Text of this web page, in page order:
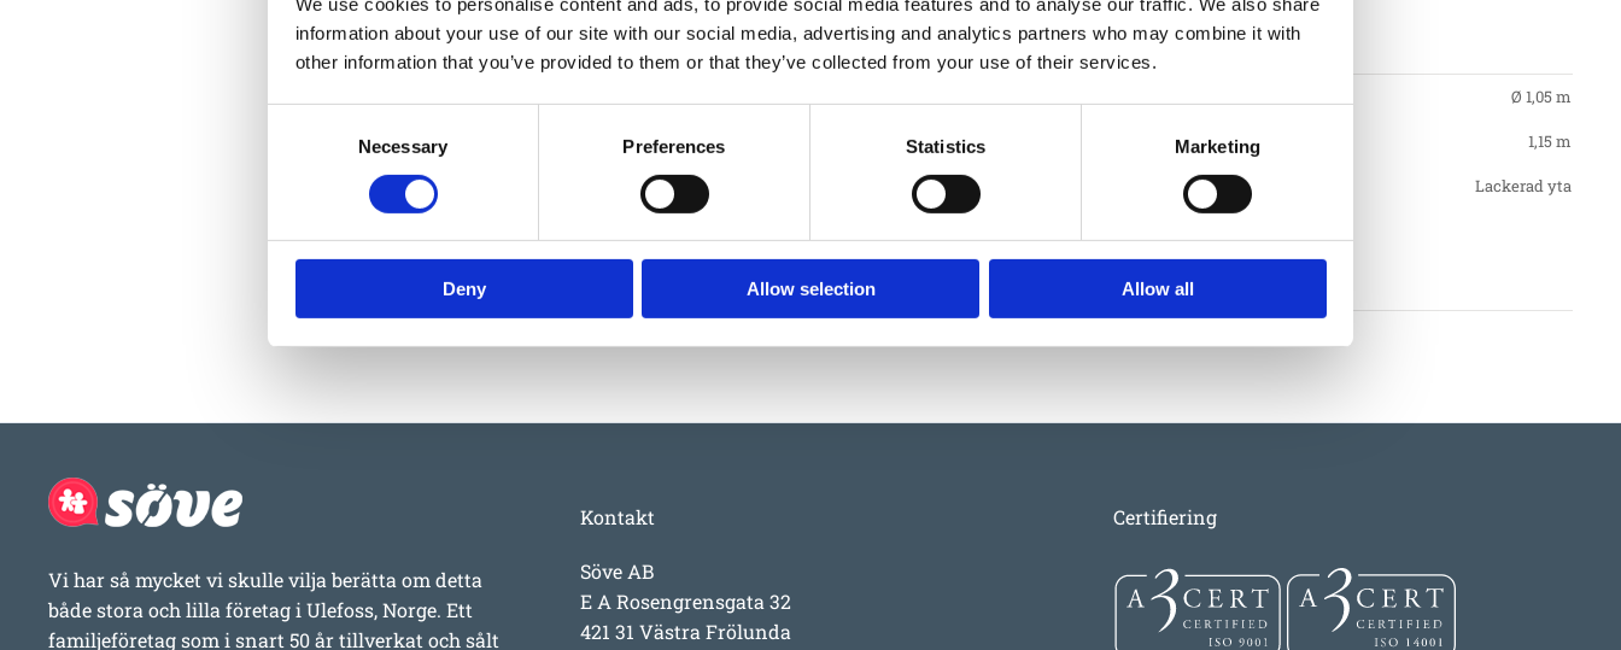
information about your use of our site with our social media, advertising and analytics partners who may combine it with
other information that you’ve provided to them or that they’ve collected from your use of their services.
Necessary Preferences Statistics Marketing
Deny Allow selection Allow all
Specifikationer
Ø 1,05 m
Höjd 1,15 m
Material Lackerad yta
Garantivillkor
Vi har så mycket vi skulle vilja berätta om detta
både stora och lilla företag i Ulefoss, Norge. Ett
familjeföretag som i snart 50 år tillverkat och sålt
Kontakt
Söve AB
E A Rosengrensgata 32
421 31 Västra Frölunda
Certifiering